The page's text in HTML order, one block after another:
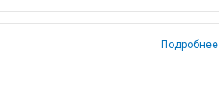
Подробнее